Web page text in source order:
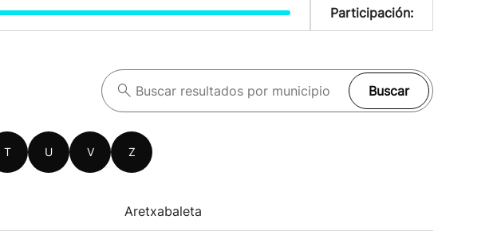
Participación:
Buscar
T U V Z
Aretxabaleta